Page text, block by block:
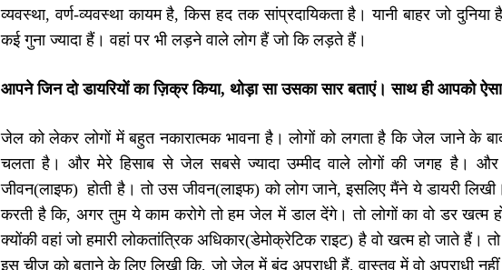
व्यवस्था, वर्ण-व्यवस्था कायम है, किस हद तक सांप्रदायिकता है। यानी बाहर जो दुनिया
कई गुना ज्यादा हैं। वहां पर भी लड़ने वाले लोग हैं जो कि लड़ते हैं।
आपने जिन दो डायरियों का ज़िक्र किया, थोड़ा सा उसका सार बताएं। साथ ही आपको
जेल को लेकर लोगों में बहुत नकारात्मक भावना है। लोगों को लगता है कि जेल जाने के
चलता है। और मेरे हिसाब से जेल सबसे ज्यादा उम्मीद वाले लोगों की जगह है।
जीवन(लाइफ) होती है। तो उस जीवन(लाइफ) को लोग जाने, इसलिए मैंने ये डायरी
करती है कि, अगर तुम ये काम करोगे तो हम जेल में डाल देंगे। तो लोगों का वो डर खत्म
क्योंकी वहां जो हमारी लोकतांत्रिक अधिकार(डेमोक्रेटिक राइट) है वो खत्म हो जाते हैं।
इस चीज को बताने के लिए लिखी कि, जो जेल में बंद अपराधी हैं, वास्तव में वो अपराधी